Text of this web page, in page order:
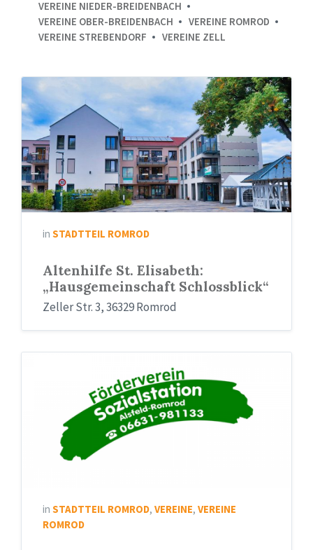
VEREINE NIEDER-BREIDENBACH
VEREINE OBER-BREIDENBACH
VEREINE ROMROD
VEREINE STREBENDORF
VEREINE ZELL
Hausgemeinschaft
Schlossblick
Romrod
in STADTTEIL ROMROD
Altenhilfe St. Elisabeth:
„Hausgemeinschaft Schlossblick“
Zeller Str. 3, 36329 Romrod
in STADTTEIL ROMROD, VEREINE, VEREINE
ROMROD